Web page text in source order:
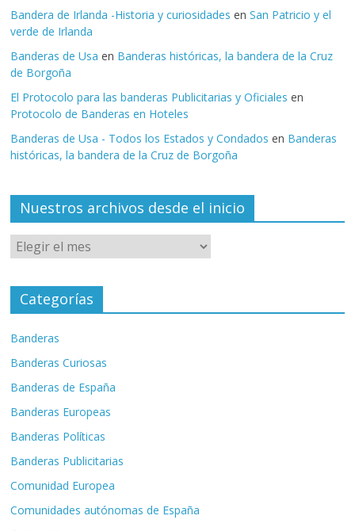
Bandera de Irlanda -Historia y curiosidades enSan Patricio y el
verde de Irlanda
Banderas de Usa en Banderas históricas, la bandera de la Cruz
de Borgoña
El Protocolo para las banderas Publicitarias y Oficiales en
Protocolo de Banderas en Hoteles
Banderas de Usa - Todos los Estados y Condados en Banderas
históricas, la bandera de la Cruz de Borgoña
Nuestros archivos desde el inicio
Categorías
Banderas
Banderas Curiosas
Banderas de España
Banderas Europeas
Banderas Políticas
Banderas Publicitarias
Comunidad Europea
Comunidades autónomas de España